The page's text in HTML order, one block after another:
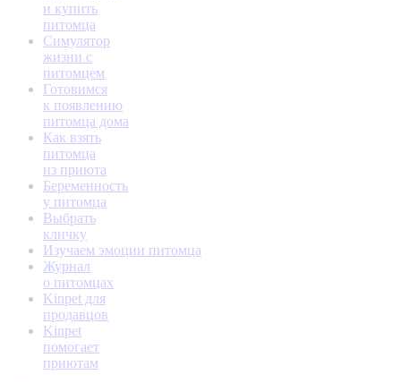
и купить
питомца
Симулятор
жизни с
питомцем
Готовимся
к появлению
питомца дома
Как взять
питомца
из приюта
Беременность
у питомца
Выбрать
кличку
Изучаем эмоции питомца
Журнал
о питомцах
Kinpet для
продавцов
Kinpet
помогает
приютам